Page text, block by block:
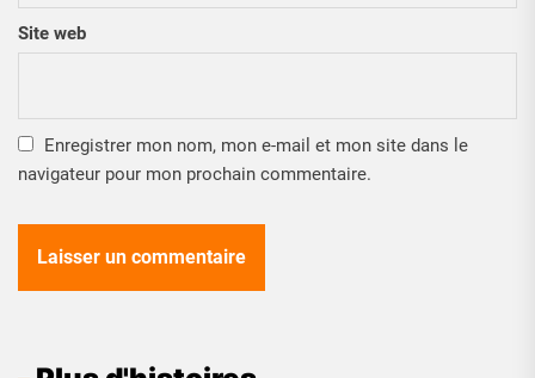
Site web
Enregistrer mon nom, mon e-mail et mon site dans le
navigateur pour mon prochain commentaire.